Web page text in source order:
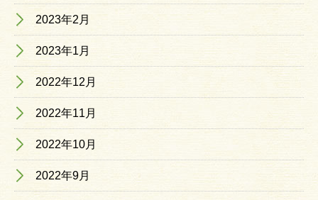
2023年2月
2023年1月
2022年12月
2022年11月
2022年10月
2022年9月